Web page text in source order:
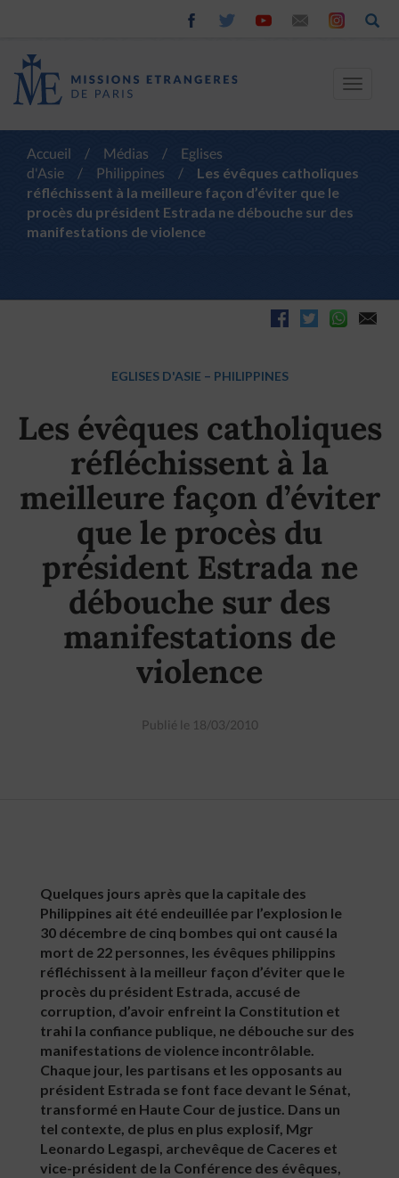
Toggle
Accueil / Médias /
Eglises
d'Asie
/ Philippines /
Les évêques catholiques
réfléchissent à la meilleure façon d’éviter que le
procès du président Estrada ne débouche sur des
manifestations de violence
EGLISES D'ASIE – PHILIPPINES
Les évêques catholiques
réfléchissent à la
meilleure façon d’éviter
que le procès du
président Estrada ne
débouche sur des
manifestations de
violence
Publié le 18/03/2010
Quelques jours après que la capitale des
Philippines ait été endeuillée par l’explosion le
30 décembre de cinq bombes qui ont causé la
mort de 22 personnes, les évêques philippins
réfléchissent à la meilleur façon d’éviter que le
procès du président Estrada, accusé de
corruption, d’avoir enfreint la Constitution et
trahi la confiance publique, ne débouche sur des
manifestations de violence incontrôlable.
Chaque jour, les partisans et les opposants au
président Estrada se font face devant le Sénat,
transformé en Haute Cour de justice. Dans un
tel contexte, de plus en plus explosif, Mgr
Leonardo Legaspi, archevêque de Caceres et
vice-président de la Conférence des évêques,